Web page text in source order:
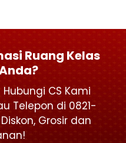
Ruang Kelas
CS Kami
Telepon di 0821-
Grosir dan